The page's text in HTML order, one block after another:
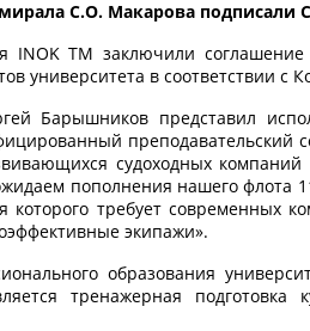
С.О. Макарова подписали
TM заключили
университета в соответствии с
Барышников представил
преподавательский
судоходных
пополнения нашего флота
требует современных
экипажи».
образования
тренажерная